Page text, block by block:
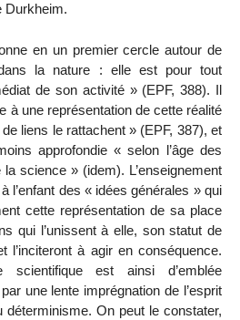
Durkheim.
en un premier cercle autour de
la nature
: elle est pour tout
de son activité » (EPF, 388). Il
à une représentation de cette réalité
liens le rattachent » (EPF, 387), et
approfondie « selon l’âge des
science » (idem). L’enseignement
l’enfant des « idées générales » qui
cette représentation de sa place
qui l’unissent à elle, son statut de
l’inciteront à agir en conséquence.
scientifique est ainsi d’emblée
une lente imprégnation de l’esprit
déterminisme. On peut le constater,